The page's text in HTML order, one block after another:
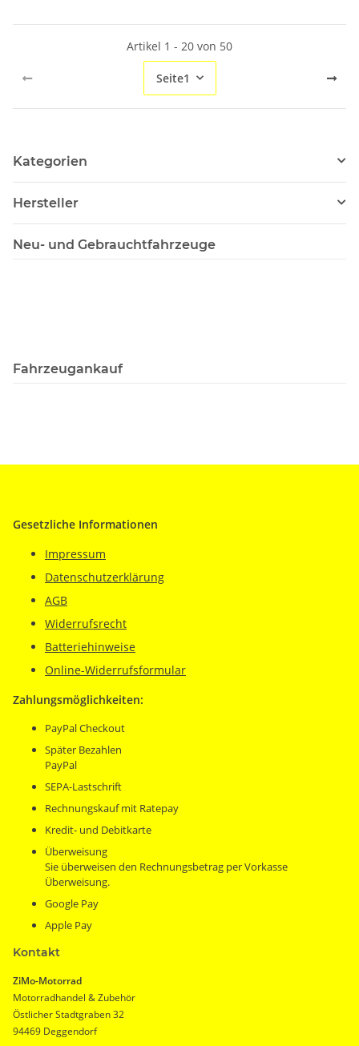
Artikel 1 - 20 von 50
Seite1
Kategorien
Hersteller
Neu- und Gebrauchtfahrzeuge
Fahrzeugankauf
Gesetzliche Informationen
Impressum
Datenschutzerklärung
AGB
Widerrufsrecht
Batteriehinweise
Online-Widerrufsformular
Zahlungsmöglichkeiten:
PayPal Checkout
Später Bezahlen
PayPal
SEPA-Lastschrift
Rechnungskauf mit Ratepay
Kredit- und Debitkarte
Überweisung
Sie überweisen den Rechnungsbetrag per Vorkasse
Überweisung.
Google Pay
Apple Pay
Kontakt
ZiMo-Motorrad
Motorradhandel & Zubehör
Östlicher Stadtgraben 32
94469 Deggendorf